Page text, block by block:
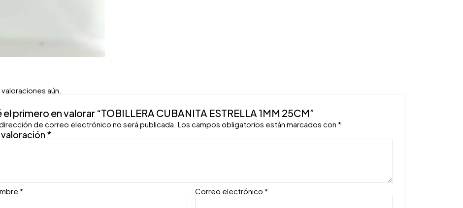
valoraciones aún.
el primero en valorar “TOBILLERA CUBANITA ESTRELLA 1MM 25CM”
de correo electrónico no será publicada. Los campos obligatorios están marcados con*
valoración *
* Correo electrónico*